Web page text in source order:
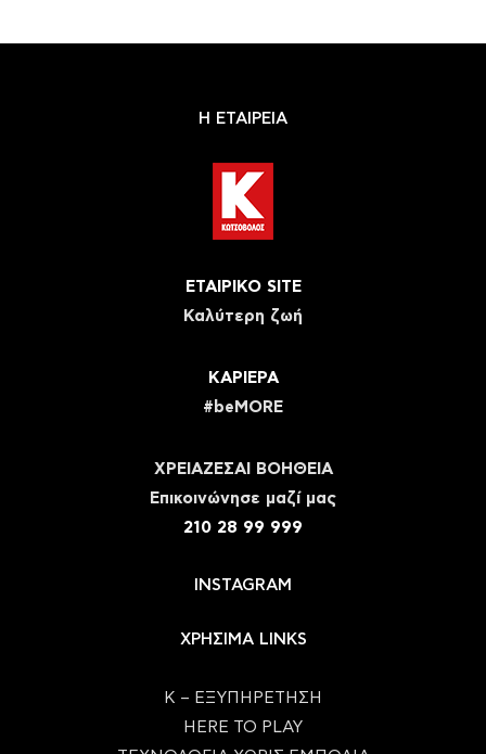
Η ΕΤΑΙΡΕΙΑ
ΕΤΑΙΡΙΚΟ SITE
Καλύτερη ζωή
ΚΑΡΙΕΡΑ
#beMORE
ΧΡΕΙΑΖΕΣΑΙ ΒΟΗΘΕΙΑ
Eπικοινώνησε μαζί μας
210 28 99 999
INSTAGRAM
ΧΡΗΣΙΜΑ LINKS
Κ – ΕΞΥΠΗΡΕΤΗΣΗ
HERE TO PLAY